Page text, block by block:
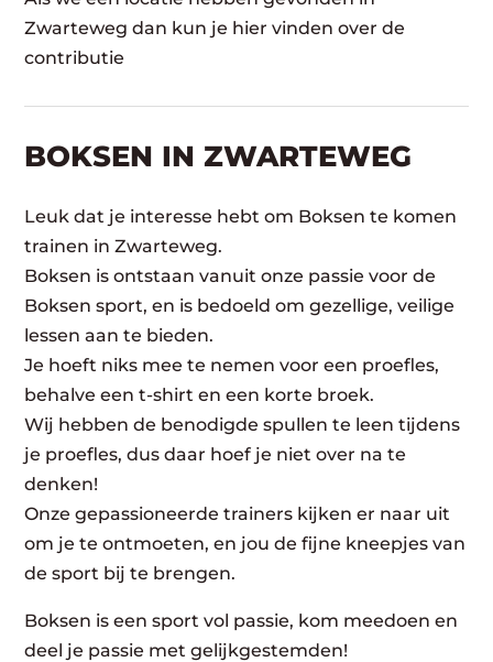
Zwarteweg dan kun je hier vinden over de
contributie
BOKSEN IN ZWARTEWEG
Leuk dat je interesse hebt om Boksen te komen
trainen in Zwarteweg.
Boksen is ontstaan vanuit onze passie voor de
Boksen sport, en is bedoeld om gezellige, veilige
lessen aan te bieden.
Je hoeft niks mee te nemen voor een proefles,
behalve een t-shirt en een korte broek.
Wij hebben de benodigde spullen te leen tijdens
je proefles, dus daar hoef je niet over na te
denken!
Onze gepassioneerde trainers kijken er naar uit
om je te ontmoeten, en jou de fijne kneepjes van
de sport bij te brengen.
Boksen is een sport vol passie, kom meedoen en
deel je passie met gelijkgestemden!